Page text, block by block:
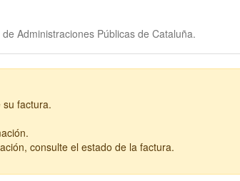
Administraciones Públicas de Cataluña.
su factura.
consulte el estado de la factura.